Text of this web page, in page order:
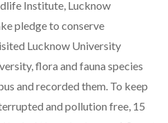
Institute, Lucknow
pledge to conserve
Lucknow University
flora and fauna species
and recorded them. To keep
and pollution free, 15